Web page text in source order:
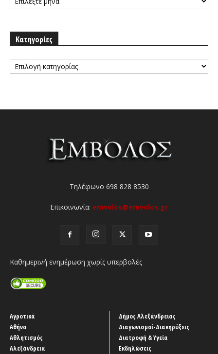
Κατηγορίες
Κατηγορίες
Τηλέφωνο 698 828 8530
Επικοινωνία: emvolos@emvolos.gr
Καθημερινή ενημέρωση χωρίς υπερβολές
Αγροτικά
Αθήνα
Αθλητισμός
Αλεξάνδρεια
Δήμος Αλεξάνδρειας
Διαγωνισμοί-Διακηρύξεις
Διατροφή & Υγεία
Εκδηλώσεις